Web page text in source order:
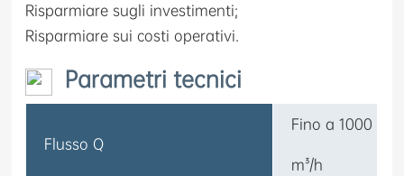
Risparmiare sugli investimenti;
Risparmiare sui costi operativi.
Parametri tecnici
Flusso Q
Fino a 1000
m³/h